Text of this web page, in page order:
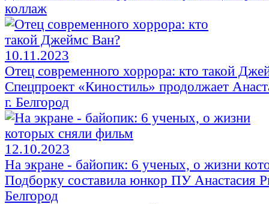
коллаж
10.11.2023
Отец современного хоррора: кто такой
Спецпроект «Киностиль» продолжает
г. Белгород
12.10.2023
На экране - байопик: 6 ученых, о жизни
Подборку составила юнкор ПУ
Белгород